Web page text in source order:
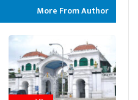
More From Author